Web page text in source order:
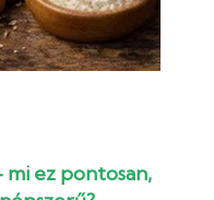
ez pontosan,